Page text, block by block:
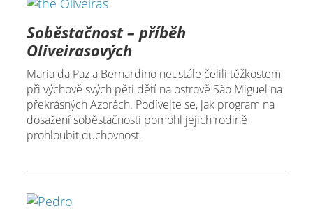
Soběstačnost – příběh
Oliveirasových
Maria da Paz a Bernardino neustále čelili těžkostem
při výchově svých pěti dětí na ostrově São Miguel na
překrásných Azorách. Podívejte se, jak program na
dosažení soběstačnosti pomohl jejich rodině
prohloubit duchovnost.